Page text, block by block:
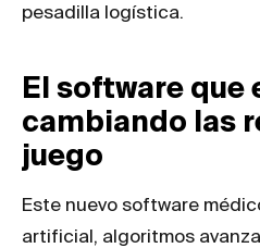
pesadilla logística.
El software que
cambiando las
juego
Este nuevo software
artificial, algoritmos